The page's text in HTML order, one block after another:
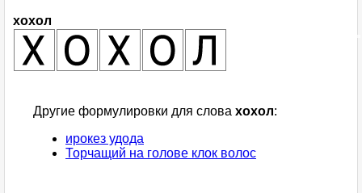
хохол
Другие формулировки для слова хохол:
ирокез удода
Торчащий на голове клок волос